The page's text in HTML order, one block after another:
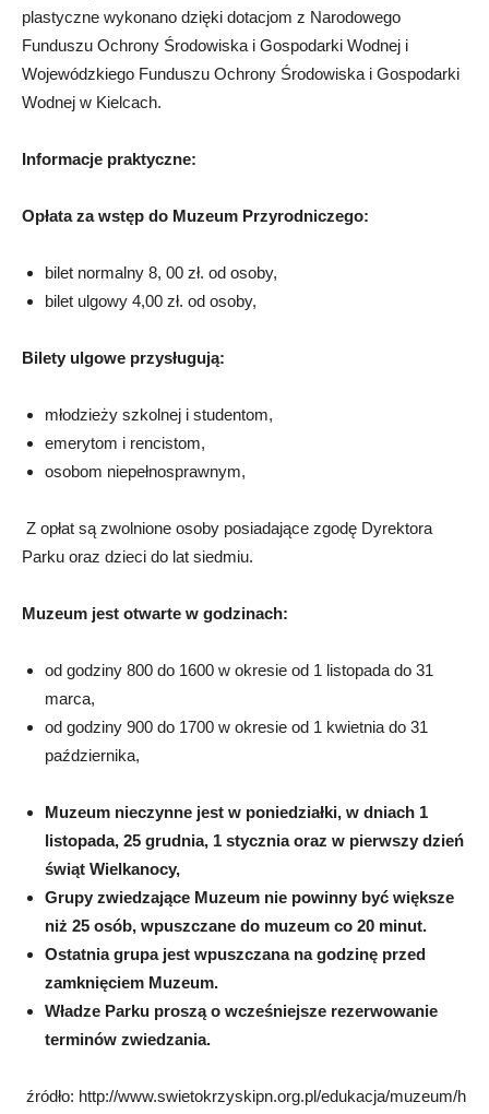
plastyczne wykonano dzięki dotacjom z Narodowego
Funduszu Ochrony Środowiska i Gospodarki Wodnej i
Wojewódzkiego Funduszu Ochrony Środowiska i Gospodarki
Wodnej w Kielcach.
Informacje praktyczne:
Opłata za wstęp do Muzeum Przyrodniczego:
bilet normalny 8, 00 zł. od osoby,
bilet ulgowy 4,00 zł. od osoby,
Bilety ulgowe przysługują:
młodzieży szkolnej i studentom,
emerytom i rencistom,
osobom niepełnosprawnym,
Z opłat są zwolnione osoby posiadające zgodę Dyrektora
Parku oraz dzieci do lat siedmiu.
Muzeum jest otwarte w godzinach:
od godziny 800 do 1600 w okresie od 1 listopada do 31
marca,
od godziny 900 do 1700 w okresie od 1 kwietnia do 31
października,
Muzeum nieczynne jest w poniedziałki, w dniach 1
listopada, 25 grudnia, 1 stycznia oraz w pierwszy dzień
świąt Wielkanocy,
Grupy zwiedzające Muzeum nie powinny być większe
niż 25 osób, wpuszczane do muzeum co 20 minut.
Ostatnia grupa jest wpuszczana na godzinę przed
zamknięciem Muzeum.
Władze Parku proszą o wcześniejsze rezerwowanie
terminów zwiedzania.
źródło: http://www.swietokrzyskipn.org.pl/edukacja/muzeum/h